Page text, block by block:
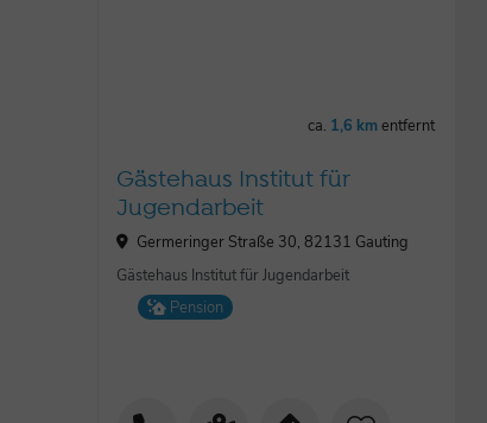
ca. 1,6 kmentfernt
Gästehaus Institut für
Jugendarbeit
Germeringer Straße 30, 82131 Gauting
Gästehaus Institut für Jugendarbeit
Pension